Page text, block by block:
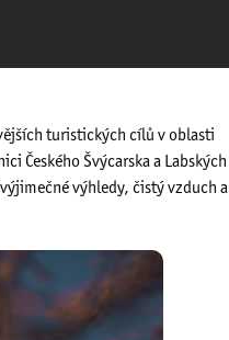
turistických cílů v oblasti
Českého Švýcarska a Labských
výhledy, čistý vzduch a